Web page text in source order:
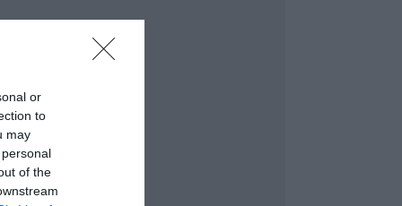
or
to
may
of the